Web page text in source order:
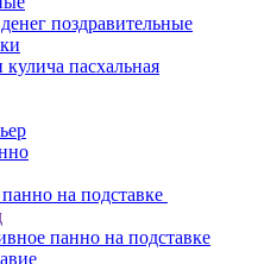
поздравительные
пасхальная
на подставке
панно на подставке